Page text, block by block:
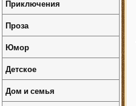
Приключения
Проза
Юмор
Детское
Дом и семья